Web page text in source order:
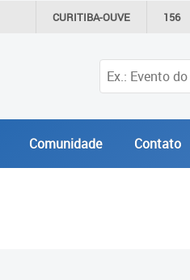
CURITIBA-OUVE 156
Comunidade Contato